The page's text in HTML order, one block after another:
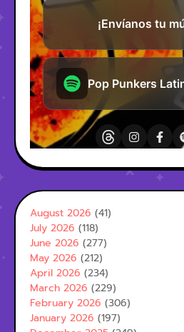
August 2026 (41)
July 2026 (118)
June 2026 (277)
May 2026 (212)
April 2026 (234)
March 2026 (229)
February 2026 (306)
January 2026 (197)